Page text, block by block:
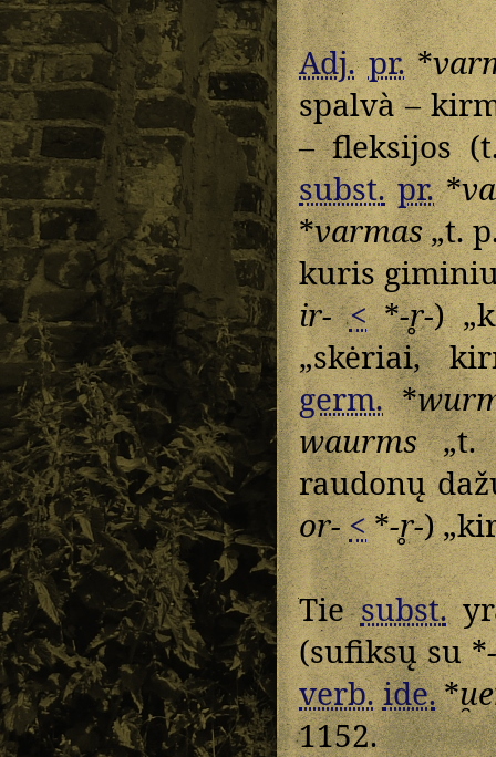
Adj. pr.*
spalvà –
– fleksijos
subst. pr.*
*varmas„t.
kuris
ir- <*-r̥-)
„skėriai,
germ.*
waurms„t.
raudonų
or-<*-r̥-)
Tiesubst.
(sufiksų su *
verb.ide.*
1152.